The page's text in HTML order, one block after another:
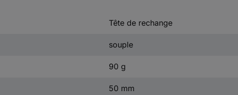
Tête de rechange
souple
90 g
50 mm